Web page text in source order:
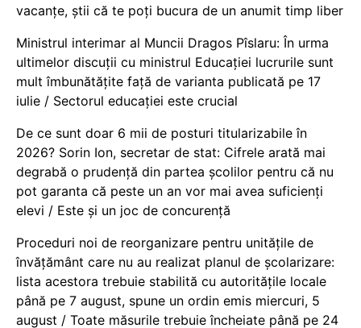
vacanţe, știi că te poți bucura de un anumit timp liber
Ministrul interimar al Muncii Dragos Pîslaru: În urma
ultimelor discuții cu ministrul Educației lucrurile sunt
mult îmbunătățite față de varianta publicată pe 17
iulie / Sectorul educației este crucial
De ce sunt doar 6 mii de posturi titularizabile în
2026? Sorin Ion, secretar de stat: Cifrele arată mai
degrabă o prudență din partea școlilor pentru că nu
pot garanta că peste un an vor mai avea suficienți
elevi / Este și un joc de concurență
Proceduri noi de reorganizare pentru unitățile de
învățământ care nu au realizat planul de școlarizare:
lista acestora trebuie stabilită cu autoritățile locale
până pe 7 august, spune un ordin emis miercuri, 5
august / Toate măsurile trebuie încheiate până pe 24